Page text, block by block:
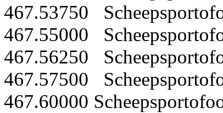
467.53750
467.55000
467.56250
467.57500
467.60000